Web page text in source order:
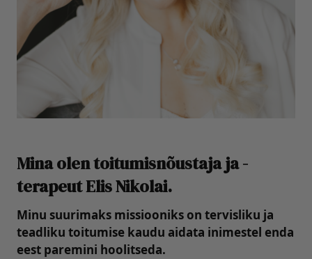
Mina olen toitumisnõustaja ja -
terapeut Elis Nikolai.
Minu suurimaks missiooniks on tervisliku ja
teadliku toitumise kaudu aidata inimestel enda
eest paremini hoolitseda.